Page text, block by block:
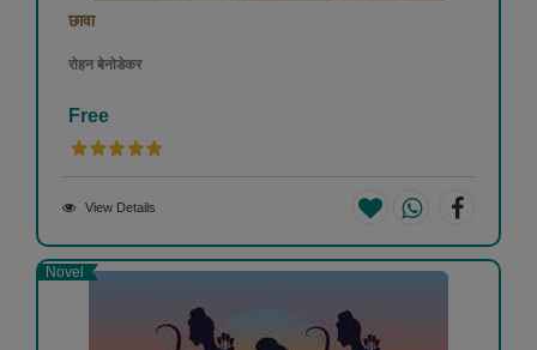
छावा
रोहन बेनोडेकर
Free
View Details
Novel